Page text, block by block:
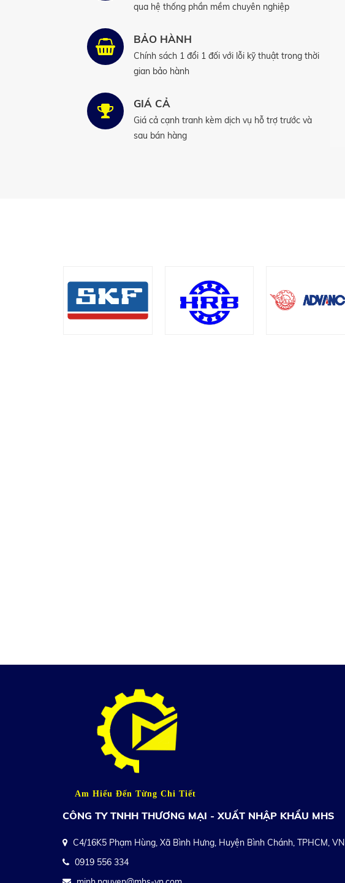
qua hệ thống phần mềm chuyên nghiệp
BẢO HÀNH
Chính sách 1 đổi 1 đối với lỗi kỹ thuật trong thời
gian bảo hành
GIÁ CẢ
Giá cả cạnh tranh kèm dịch vụ hỗ trợ trước và
sau bán hàng
Am Hiểu Đến Từng Chi Tiết
CÔNG TY TNHH THƯƠNG MẠI - XUẤT NHẬP KHẨU MHS
C4/16K5 Phạm Hùng, Xã Bình Hưng, Huyện Bình Chánh, TPHCM, VN
0919 556 334